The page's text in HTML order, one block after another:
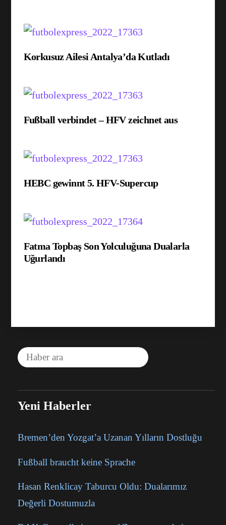
Korkusuz Ailesi Antalya’da Kutladı
Fußball verbindet – HFV zeichnet aus
HEBC gewinnt 5. HFV-Supercup
Fatma Topbaş Son Yolculuğuna Dualarla
Uğurlandı
Yeni Haberler
Bremen’den Yozgat’a Uzanan Yılların Dostluğu
Fußball braucht keine Sprache
Hasan Renklicay Taburcu Oldu: Dualarımız
Değerli Dostumuzla